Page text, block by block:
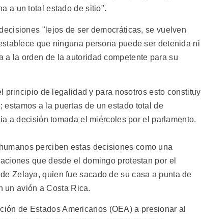
a un total estado de sitio".
"lejos de ser democráticas, se vuelven
que ninguna persona puede ser detenida ni
a la orden de la autoridad competente para su
de legalidad y para nosotros esto
a la puertas de un estado total de
a decisión tomada el miércoles por el parlamento.
perciben estas decisiones como una
que desde el domingo protestan por el
Zelaya, quien fue sacado de su casa a punta de
un avión a Costa Rica.
de Estados Americanos (OEA) a presionar al